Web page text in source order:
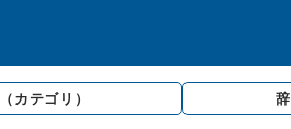
（カテゴリ）